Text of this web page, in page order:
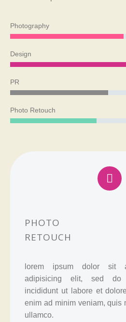
Photography
Design
PR
Photo Retouch


PHOTO
RETOUCH
lorem ipsum dolor sit
adipisicing elit, sed do
incididunt ut labore et
enim ad minim veniam, quis
ullamco.